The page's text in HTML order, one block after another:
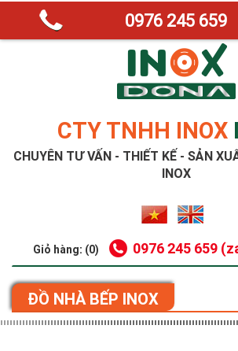
CTY TNHH INOX
CHUYÊN TƯ VẤN - THIẾT KẾ - SẢN
INOX
Giỏ hàng: (0) 0976 245 659
0976 245 659
ĐỒ NHÀ BẾP INOX